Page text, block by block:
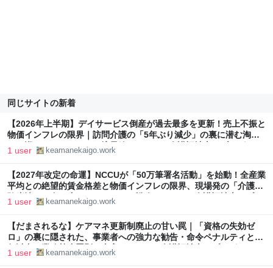
同じサイトの新着
【2026年上半期】デイサービス倒産が過去最多を更新！売上不振と
物価インフレの限界｜訪問介護の「5年ぶり減少」の裏に潜む淘汰
の一巡とサバイバルへの境界線 - ケアマネ介護福祉士のブログ
1 user keamanekaigo.work
【2027年改定の命運】NCCUが「50万筆署名活動」を始動！全産業
平均との絶望的賃金格差と物価インフレの限界、現場発の「介護保
険崩壊」を食い止めるサバイバル戦略 - ケアマネ介護福祉士のブロ
1 user keamanekaigo.work
【だまされるな】ケアマネ更新制廃止の甘い罠｜「資格の失効ゼ
ロ」の裏に隠された、事業者への強力な勧告・命令ペナルティと1
年以内の業務禁止罰則の真実 - ケアマネ介護福祉士のブログ
1 user keamanekaigo.work